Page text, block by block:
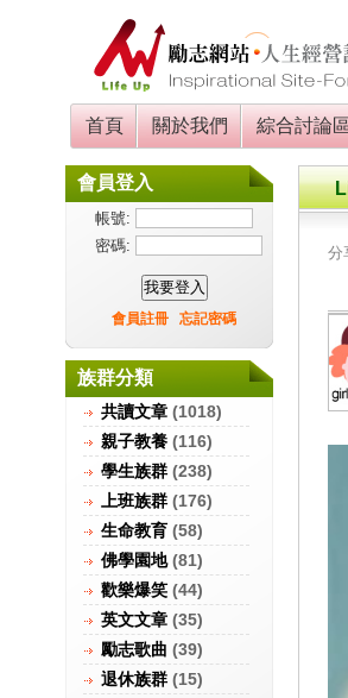
首頁 關於我們 綜合討論
會員登入
帳號:
密碼:
會員註冊 忘記密碼
族群分類
共讀文章 (1018)
親子教養 (116)
學生族群 (238)
上班族群 (176)
生命教育 (58)
佛學園地(81)
歡樂爆笑 (44)
英文文章 (35)
勵志歌曲 (39)
退休族群 (15)
分